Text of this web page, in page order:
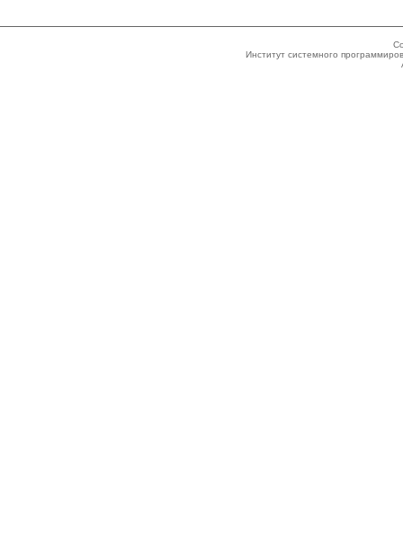
Институт системного